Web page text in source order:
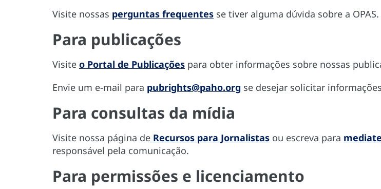
Visite nossas perguntas frequentes se tiver alguma dúvida sobre a OPAS.
Para publicações
Visite o Portal de Publicações para obter informações sobre nossas
Envie um e-mail para pubrights@paho.org se desejar solicitar
Para consultas da mídia
Visite nossa página de Recursos para Jornalistas ou escreva para
responsável pela comunicação.
Para permissões e licenciamento